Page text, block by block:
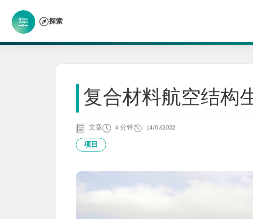
探索
复合材料航空结构
文章 4 分钟 14/07/2022
项目